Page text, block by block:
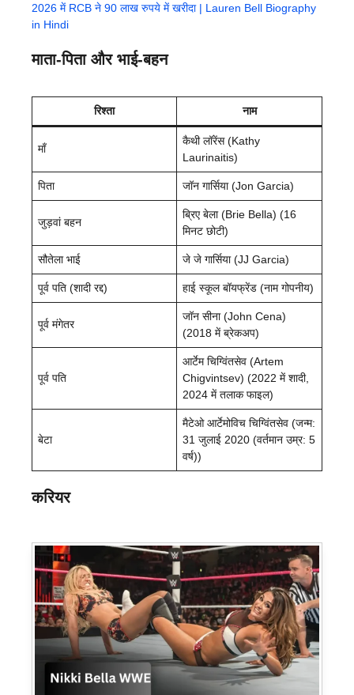
2026 में RCB ने 90 लाख रुपये में खरीदा | Lauren Bell Biography
in Hindi
माता-पिता और भाई-बहन
रिश्ता नाम
माँ
कैथी लॉरेंस (Kathy
Laurinaitis)
पिता जॉन गार्सिया (Jon Garcia)
जुड़वां बहन
ब्रिए बेला (Brie Bella) (16
मिनट छोटी)
सौतेला भाई जे जे गार्सिया (JJ Garcia)
पूर्व पति (शादी रद्द) हाई स्कूल बॉयफ्रेंड (नाम गोपनीय)
पूर्व मंगेतर
जॉन सीना (John Cena)
(2018 में ब्रेकअप)
पूर्व पति
आर्टेम चिग्विंतसेव (Artem
Chigvintsev) (2022 में शादी,
2024 में तलाक फाइल)
बेटा
मैटेओ आर्टेमोविच चिग्विंतसेव (जन्म:
31 जुलाई 2020 (वर्तमान उम्र: 5
वर्ष))
करियर